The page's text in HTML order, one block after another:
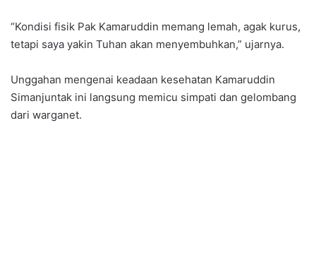
“Kondisi fisik Pak Kamaruddin memang lemah, agak kurus,
tetapi saya yakin Tuhan akan menyembuhkan,” ujarnya.
Unggahan mengenai keadaan kesehatan Kamaruddin
Simanjuntak ini langsung memicu simpati dan gelombang
dari warganet.